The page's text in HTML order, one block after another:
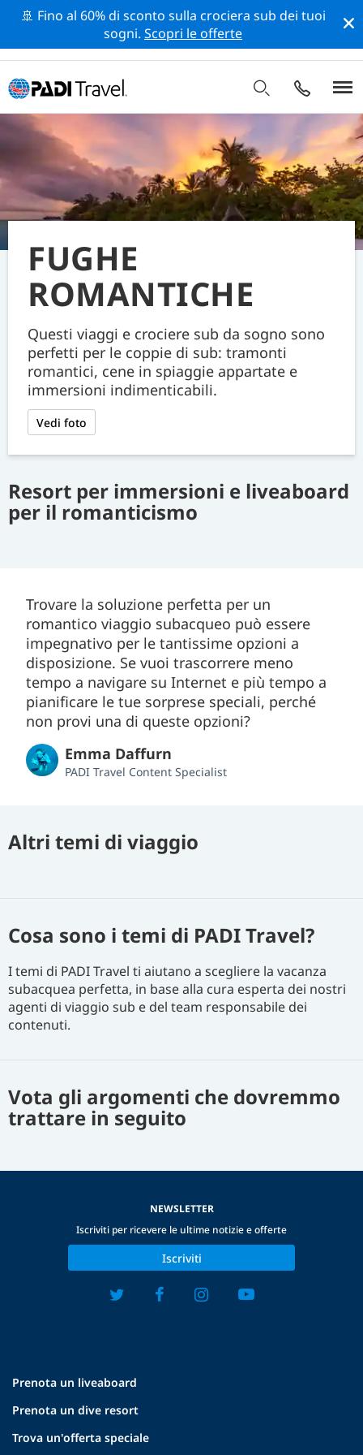
🚢 Fino al 60% di sconto sulla crociera sub dei tuoi
sogni.Scopri le offerte
FUGHE
ROMANTICHE
Questi viaggi e crociere sub da sogno sono
perfetti per le coppie di sub: tramonti
romantici, cene in spiaggie appartate e
immersioni indimenticabili.
Vedi foto
Resort per immersioni e liveaboard
per il romanticismo
Trovare la soluzione perfetta per un
romantico viaggio subacqueo può essere
impegnativo per le tantissime opzioni a
disposizione. Se vuoi trascorrere meno
tempo a navigare su Internet e più tempo a
pianificare le tue sorprese speciali, perché
non provi una di queste opzioni?
Emma Daffurn
PADI Travel Content Specialist
Altri temi di viaggio
Cosa sono i temi di PADI Travel?
I temi di PADI Travel ti aiutano a scegliere la vacanza
subacquea perfetta, in base alla cura esperta dei nostri
agenti di viaggio sub e del team responsabile dei
contenuti.
Vota gli argomenti che dovremmo
trattare in seguito
Prenota un liveaboard
Prenota un dive resort
Trova un'offerta speciale
NEWSLETTER
Iscriviti per ricevere le ultime notizie e offerte
Iscriviti